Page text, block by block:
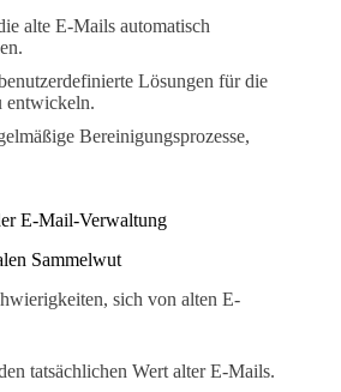
alte E-Mails automatisch
Lösungen für die
entwickeln.
Bereinigungsprozesse,
E-Mail-Verwaltung
Sammelwut
sich von alten E-
tatsächlichen Wert alter E-Mails.